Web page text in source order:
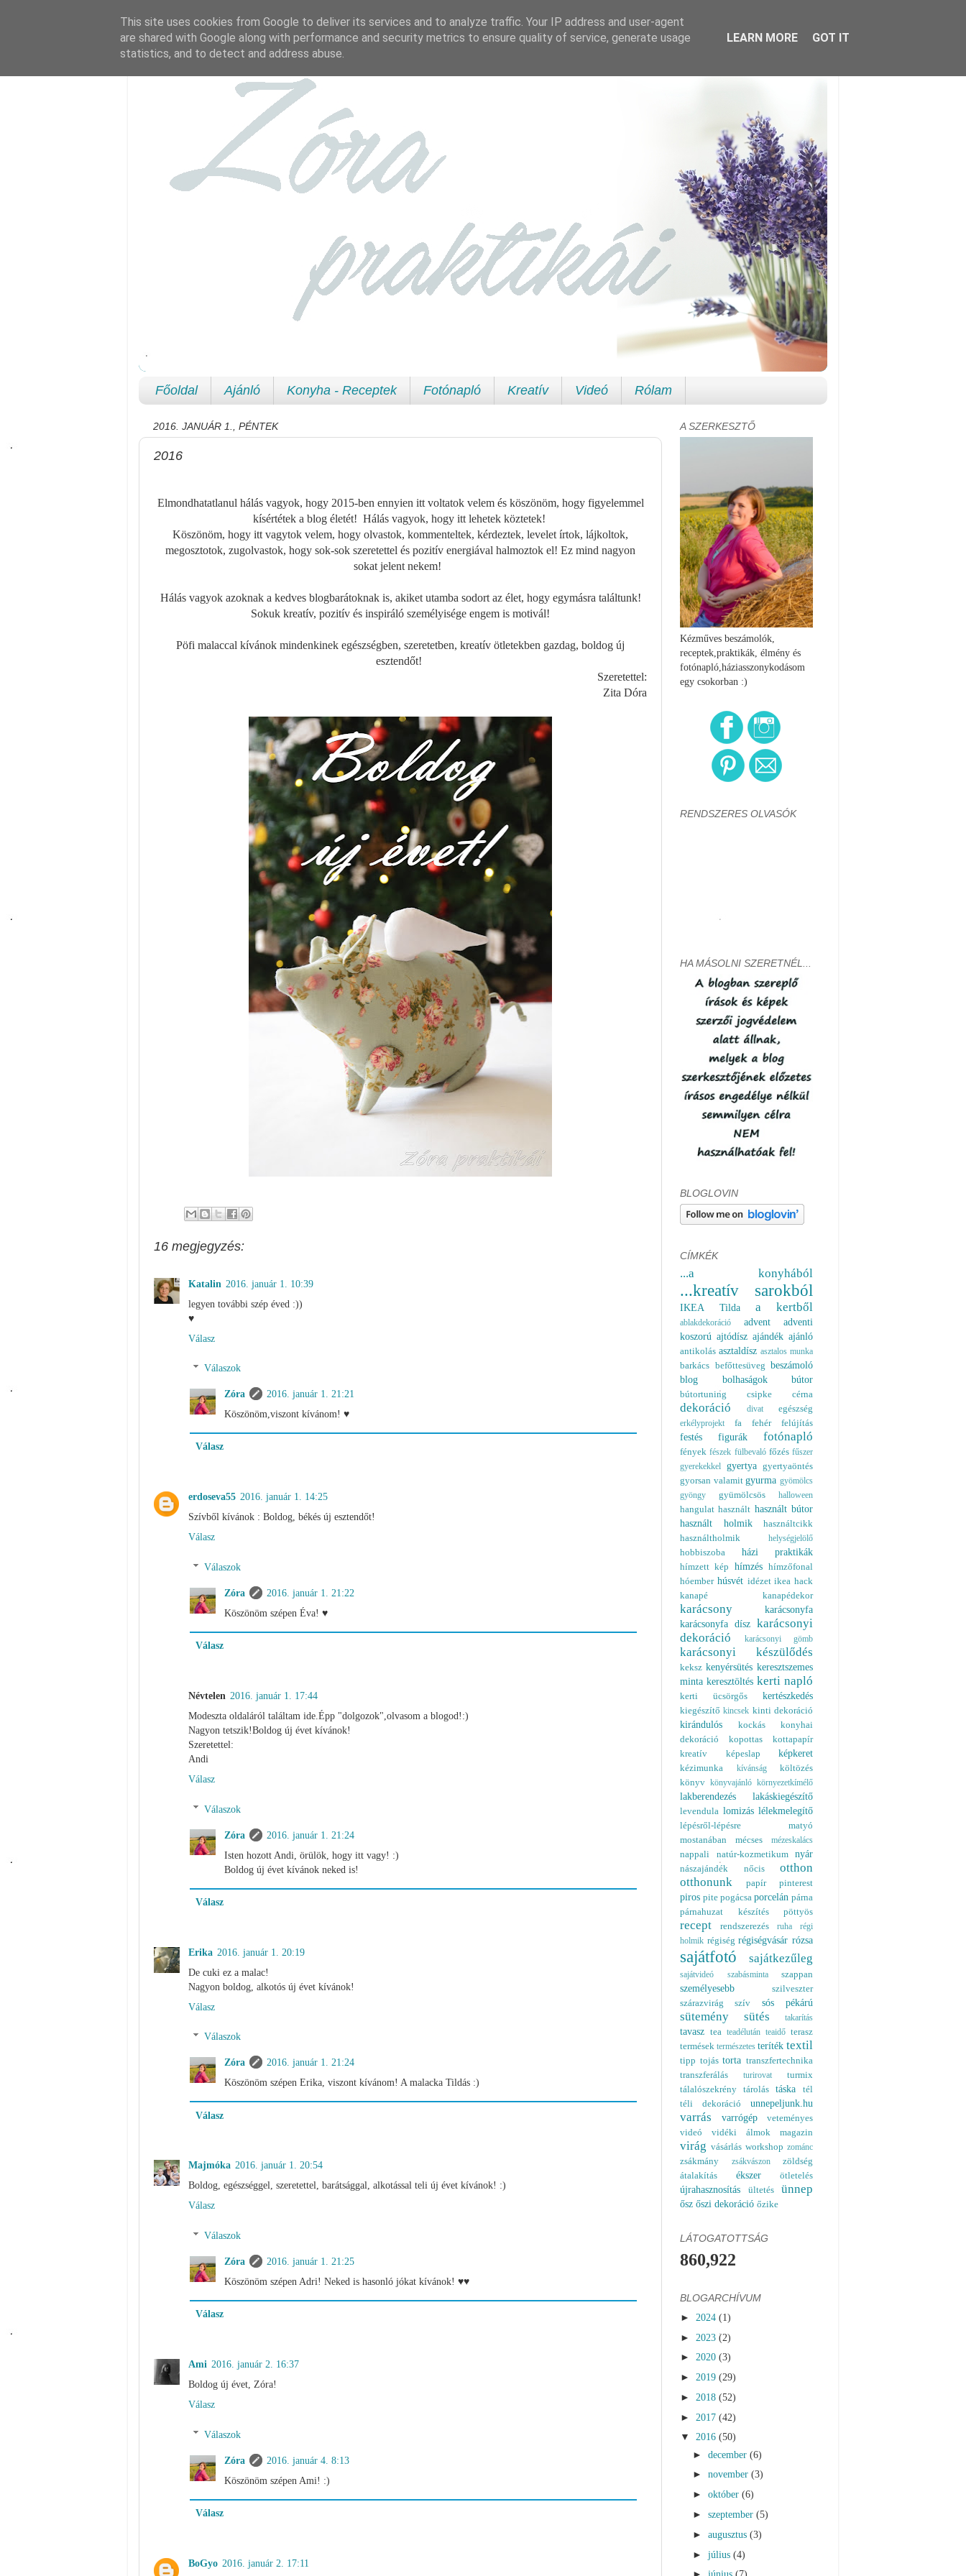
Főoldal Ajánló Konyha - Receptek Fotónapló Kreatív Videó Rólam
2016. JANUÁR 1., PÉNTEK
2016
Elmondhatatlanul hálás vagyok, hogy 2015-ben ennyien itt voltatok velem és köszönöm, hogy figyelemmel
kísértétek a blog életét! Hálás vagyok, hogy itt lehetek köztetek!
Köszönöm, hogy itt vagytok velem, hogy olvastok, kommenteltek, kérdeztek, levelet írtok, lájkoltok,
megosztotok, zugolvastok, hogy sok-sok szeretettel és pozitív energiával halmoztok el! Ez mind nagyon
sokat jelent nekem!
Hálás vagyok azoknak a kedves blogbarátoknak is, akiket utamba sodort az élet, hogy egymásra találtunk!
Sokuk kreatív, pozitív és inspiráló személyisége engem is motivál!
Pöfi malaccal kívánok mindenkinek egészségben, szeretetben, kreatív ötletekben gazdag, boldog új
esztendőt!
Szeretettel:
Zita Dóra
16 megjegyzés:
Katalin 2016. január 1. 10:39
legyen további szép éved :))
♥
Válasz
Válaszok
Zóra
2016. január 1. 21:21
Köszönöm,viszont kívánom! ♥
Válasz
erdoseva55 2016. január 1. 14:25
Szívből kívánok : Boldog, békés új esztendőt!
Válasz
Válaszok
Zóra
2016. január 1. 21:22
Köszönöm szépen Éva! ♥
Válasz
Névtelen 2016. január 1. 17:44
Modeszta oldaláról találtam ide.Épp "dolgozok",olvasom a blogod!:)
Nagyon tetszik!Boldog új évet kívánok!
Szeretettel:
Andi
Válasz
Válaszok
Zóra
2016. január 1. 21:24
Isten hozott Andi, örülök, hogy itt vagy! :)
Boldog új évet kívánok neked is!
Válasz
Erika 2016. január 1. 20:19
De cuki ez a malac!
Nagyon boldog, alkotós új évet kívánok!
Válasz
Válaszok
Zóra
2016. január 1. 21:24
Köszönöm szépen Erika, viszont kívánom! A malacka Tildás :)
Válasz
Majmóka 2016. január 1. 20:54
Boldog, egészséggel, szeretettel, barátsággal, alkotással teli új évet kívánok! :)
Válasz
Válaszok
Zóra
2016. január 1. 21:25
Köszönöm szépen Adri! Neked is hasonló jókat kívánok! ♥♥
Válasz
Ami 2016. január 2. 16:37
Boldog új évet, Zóra!
Válasz
Válaszok
Zóra
2016. január 4. 8:13
Köszönöm szépen Ami! :)
Válasz
BoGyo 2016. január 2. 17:11
A SZERKESZTŐ
Kézműves beszámolók,
receptek,praktikák, élmény és
fotónapló,háziasszonykodásom
egy csokorban :)
RENDSZERES OLVASÓK
HA MÁSOLNI SZERETNÉL...
BLOGLOVIN
CÍMKÉK
...a konyhából
...kreatív sarokból
IKEA Tilda a kertből
ablakdekoráció advent
adventi
koszorú ajtódísz ajándék ajánló
antikolás asztaldísz asztalos munka
barkács befőttesüveg beszámoló
blog
bolhaságok bútor
bútortuning csipke cérna
dekoráció divat egészség
erkélyprojekt fa fehér felújítás
festés figurák fotónapló
fények fészek fülbevaló főzés fűszer
gyerekekkel
gyertya gyertyaöntés
gyorsan valamit gyurma gyömölcs
gyöngy
gyümölcsös halloween
hangulat használt használt bútor
használt holmik
használtcikk
használtholmik
helységjelölő
hobbiszoba házi praktikák
hímzett kép hímzés hímzőfonal
hóember húsvét idézet ikea hack
kanapé
kanapédekor
karácsony
karácsonyfa
karácsonyfa dísz karácsonyi
dekoráció
karácsonyi gömb
karácsonyi készülődés
keksz kenyérsütés keresztszemes
minta keresztöltés kerti napló
kerti ücsörgős kertészkedés
kiegészítő kincsek kinti dekoráció
kirándulós kockás
konyhai
dekoráció
kopottas
kottapapír
kreatív
képeslap képkeret
kézimunka kívánság
költözés
könyv könyvajánló környezetkímélő
lakberendezés lakáskiegészítő
levendula lomizás lélekmelegítő
lépésről-lépésre
matyó
mostanában
mécses mézeskalács
nappali natúr-kozmetikum nyár
nászajándék nőcis
otthon
otthonunk
papír pinterest
piros pite pogácsa porcelán párna
párnahuzat készítés
pöttyös
recept rendszerezés ruha
régi
holmik régiség régiségvásár rózsa
sajátfotó sajátkezűleg
sajátvideó szabásminta szappan
személyesebb
szilveszter
szárazvirág
szív sós pékárú
sütemény sütés takarítás
tavasz tea teadélután teaidő terasz
termések természetes teríték textil
tipp tojás torta transzfertechnika
transzferálás
turirovat
turmix
tálalószekrény tárolás táska
tél
téli dekoráció
unnepeljunk.hu
varrás varrógép
veteményes
videó
vidéki álmok magazin
virág vásárlás workshop zománc
zsákmány zsákvászon
zöldség
átalakítás
ékszer ötletelés
újrahasznosítás ültetés ünnep
ősz őszi dekoráció őzike
LÁTOGATOTTSÁG
860,922
BLOGARCHÍVUM
► 2024 (1)
► 2023 (2)
► 2020 (3)
► 2019 (29)
► 2018 (52)
► 2017 (42)
▼ 2016 (50)
►december(6)
►november(3)
►október(6)
►szeptember(5)
►augusztus(3)
►július(4)
This site uses cookies from Google to deliver its services and to analyze traffic. Your IP address and user-agent
are shared with Google along with performance and security metrics to ensure quality of service, generate usage
statistics, and to detect and address abuse.
LEARN MORE GOT IT